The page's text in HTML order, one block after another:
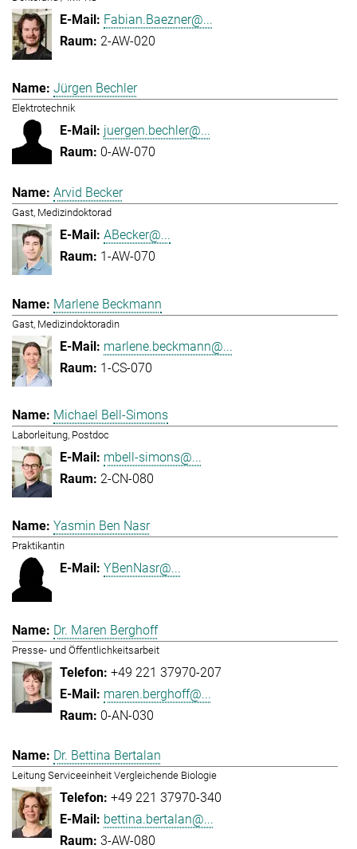
Fabian.Baezner@...
2-AW-020
Jürgen Bechler
Elektrotechnik
juergen.bechler@...
0-AW-070
Arvid Becker
Gast, Medizindoktorad
ABecker@...
1-AW-070
Marlene Beckmann
Gast, Medizindoktoradin
marlene.beckmann@...
1-CS-070
Michael Bell-Simons
Laborleitung, Postdoc
mbell-simons@...
2-CN-080
Yasmin Ben Nasr
Praktikantin
YBenNasr@...
Dr. Maren Berghoff
Presse- und Öffentlichkeitsarbeit
+49 221 37970-207
maren.berghoff@...
0-AN-030
Dr. Bettina Bertalan
Leitung Serviceeinheit Vergleichende Biologie
+49 221 37970-340
bettina.bertalan@...
3-AW-080